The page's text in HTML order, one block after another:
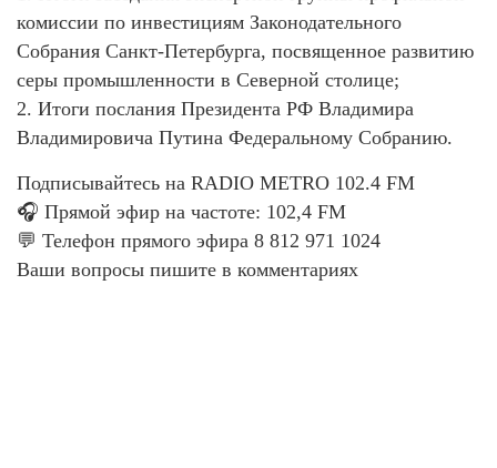
комиссии по инвестициям Законодательного
Собрания Санкт-Петербурга, посвященное развитию
серы промышленности в Северной столице;
2. Итоги послания Президента РФ Владимира
Владимировича Путина Федеральному Собранию.
Подписывайтесь на RADIO METRO 102.4 FM
🎧 Прямой эфир на частоте: 102,4 FM
💬 Телефон прямого эфира 8 812 971 1024
Ваши вопросы пишите в комментариях